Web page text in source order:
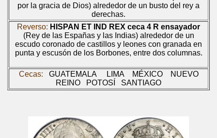
por la gracia de Dios) alrededor de un busto del rey a
derechas.
Reverso: HISPAN ET IND REX ceca 4 R ensayador
(Rey de las Españas y las Indias) alrededor de un
escudo coronado de castillos y leones con granada en
punta y escusón de los Borbones, entre dos columnas.
Cecas: GUATEMALA LIMA MÉXICO
NUEVO
REINO
POTOSÍ SANTIAGO